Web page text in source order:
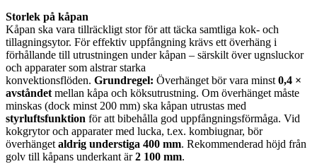
Storlek på kåpan
Kåpan ska vara tillräckligt stor för att täcka samtliga kok- och
tillagningsytor. För effektiv uppfångning krävs ett överhäng i
förhållande till utrustningen under kåpan – särskilt över ugnsluckor
och apparater som alstrar starka
konvektionsflöden. Grundregel: Överhänget bör vara minst0,4 ×
avståndetmellan kåpa och köksutrustning. Om överhänget måste
minskas (dock minst 200 mm) ska kåpan utrustas med
styrluftsfunktion för att bibehålla god uppfångningsförmåga. Vid
kokgrytor och apparater med lucka, t.ex. kombiugnar, bör
överhängetaldrig understiga 400 mm. Rekommenderad höjd från
golv till kåpans underkant är2 100 mm.